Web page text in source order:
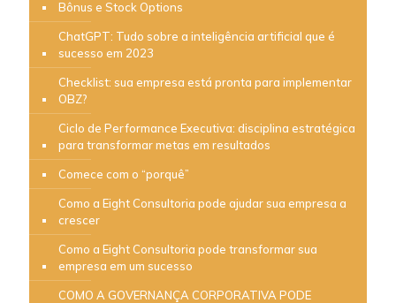
Bônus e Stock Options
ChatGPT: Tudo sobre a inteligência artificial que é
sucesso em 2023
Checklist: sua empresa está pronta para implementar
OBZ?
Ciclo de Performance Executiva: disciplina estratégica
para transformar metas em resultados
Comece com o “porquê”
Como a Eight Consultoria pode ajudar sua empresa a
crescer
Como a Eight Consultoria pode transformar sua
empresa em um sucesso
COMO A GOVERNANÇA CORPORATIVA PODE